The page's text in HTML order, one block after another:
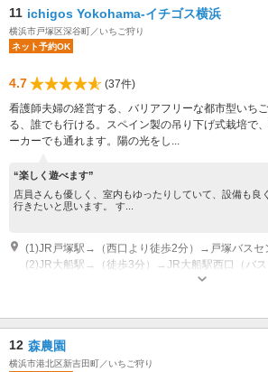
11 ichigos Yokohama-イチゴス横浜
横浜市戸塚区深谷町／いちご狩り
ネット予約OK
4.7
(37件)
看護師夫婦の経営する、バリアフリーな都市型いち
る、誰でも行ける。スペイン製の吊り下げ式栽培で
ーカーでも通れます。陽の光をし...
“楽しく遊べます”
店員さんも優しく、室内もゆったりしていて、設備も良
行きたいと思います。 す...
営業時間：10:00 - 16:00 （最終受付15:00） 定
の量により開催する場合もございます） 休園日
12 森農園
横浜市港北区新吉田町／いちご狩り